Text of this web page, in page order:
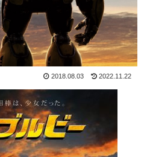
2018.08.03 2022.11.22